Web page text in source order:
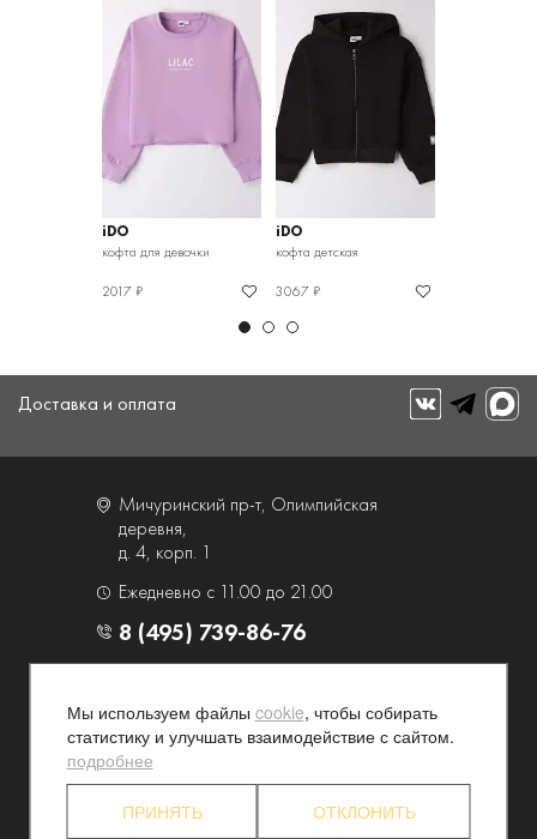
iDO
кофта для девочки
2017 ₽
iDO
кофта детская
3067 ₽
Доставка и оплата
Мичуринский пр-т, Олимпийская
деревня,
д. 4, корп. 1
Ежедневно с 11.00 до 21.00
8 (495) 739-86-76
Контакты и схема проезда
Наши преимущества
Программа лояльности
Партнерские программы
Конфиденциальность
Акционерам
Мы используем файлы cookie, чтобы собирать
статистику и улучшать взаимодействие с сайтом.
подробнее
ПРИНЯТЬ ОТКЛОНИТЬ